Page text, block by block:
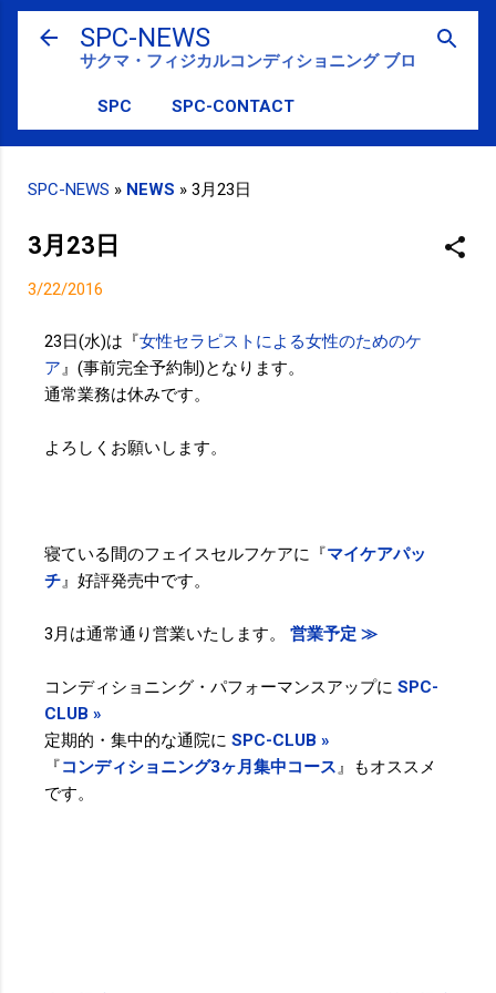
スキップしてメイン コンテンツに移動
SPC-NEWS
サクマ・フィジカルコンディショニング ブログ
SPC SPC-CONTACT
SPC-NEWS » NEWS » 3月23日
3月23日
3/22/2016
23日(水)は『女性セラピストによる女性のためのケ
ア 』(事前完全予約制)となります。
通常業務は休みです。
よろしくお願いします。
寝ている間のフェイスセルフケアに『マイケアパッ
チ 』好評発売中です。
3月は通常通り営業いたします。 営業予定 ≫
コンディショニング・パフォーマンスアップに SPC-
CLUB »
定期的・集中的な通院に SPC-CLUB »
『コンディショニング3ヶ月集中コース 』もオススメ
です。